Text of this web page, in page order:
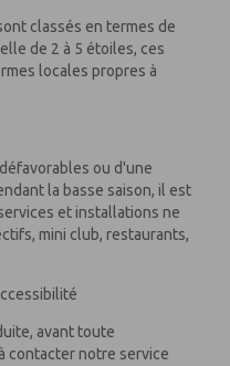
classés en termes de
de 2 à 5 étoiles, ces
locales propres à
ou d'une
la basse saison, il est
et installations ne
mini club, restaurants,
avant toute
contacter notre service